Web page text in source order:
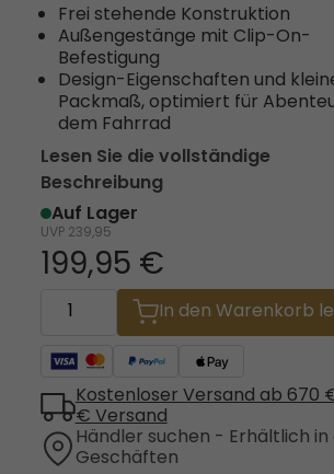
Frei stehende Konstruktion
Außengestänge mit Clip-On-
Befestigung
Design-Eigenschaften und
Packmaß, optimiert für
dem Fahrrad
Lesen Sie die vollständige
Beschreibung
Auf Lager
UVP 239,95
199,95 €
In den Warenkorb
Kostenloser Versand ab 670
€ Versand
Händler suchen - Erhältlich in
Geschäften